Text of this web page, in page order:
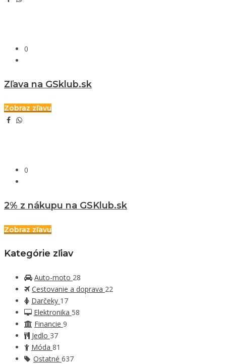
0
Zľava na GSklub.sk
Zobraz zľavu
0
2% z nákupu na GSKlub.sk
Zobraz zľavu
Kategórie zľiav
Auto-moto 28
Cestovanie a doprava 22
Darčeky 17
Elektronika 58
Financie 9
Jedlo 37
Móda 81
Ostatné 637